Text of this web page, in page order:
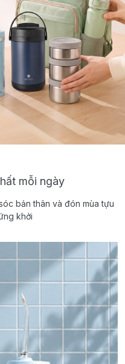
mỗi ngày
bản thân và đón mùa tựu
khởi